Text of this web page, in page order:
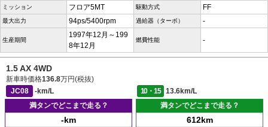
ミッション フロア5MT 駆動方式 FF
最大出力 94ps/5400rpm 過給器（ターボ） -
生産期間
1997年12月～199
8年12月
燃費性能 -
1.5 AX 4WD
新車時価格136.8万円(税抜)
JC08
-km/L 10・15
13.6km/L
満タンでどこまで走る？
-km
満タンでどこまで走る？
612km